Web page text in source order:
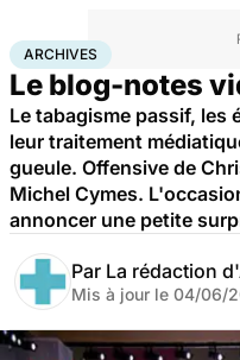
AccueilSantéArchives
ARCHIVES
Le blog-notes
Le tabagisme passif, les
leur traitement
gueule. Offensive de
Michel Cymes.
annoncer une petite
Par La rédaction
Mis à jour le 04/06/